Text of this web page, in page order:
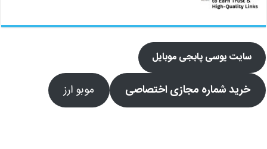
سایت یوسی پابجی موبایل
خرید شماره مجازی اختصاصی موبو ارز